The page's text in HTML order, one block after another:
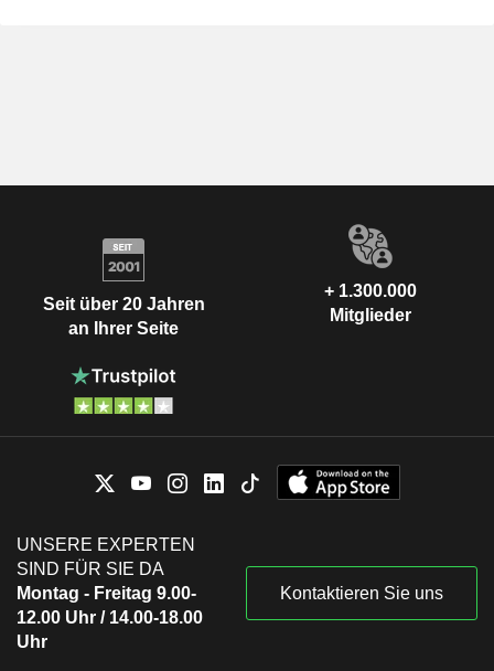
Seit über 20 Jahren
an Ihrer Seite
+ 1.300.000
Mitglieder
UNSERE EXPERTEN
SIND FÜR SIE DA
Montag - Freitag 9.00-
12.00 Uhr / 14.00-18.00
Uhr
Kontaktieren Sie uns